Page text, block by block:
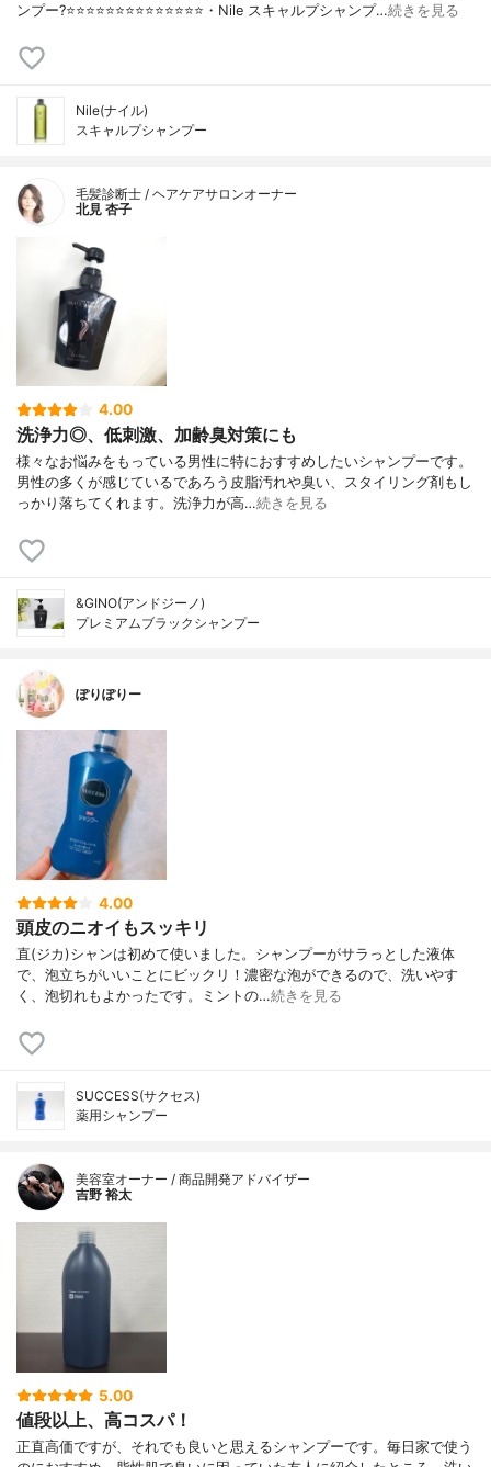
ンプー?⭐️⭐️⭐️⭐️⭐️⭐️⭐️⭐️⭐️⭐️⭐️⭐️⭐️⭐️・Nile スキャルプシャンプ…続きを見る
Nile(ナイル)
スキャルプシャンプー
毛髪診断士 / ヘアケアサロンオーナー
北見 杏子
4.00
洗浄力◎、低刺激、加齢臭対策にも
様々なお悩みをもっている男性に特におすすめしたいシャンプーです。
男性の多くが感じているであろう皮脂汚れや臭い、スタイリング剤もし
っかり落ちてくれます。洗浄力が高…続きを見る
&GINO(アンドジーノ)
プレミアムブラックシャンプー
ぽりぽりー
4.00
頭皮のニオイもスッキリ
直(ジカ)シャンは初めて使いました。シャンプーがサラっとした液体
で、泡立ちがいいことにビックリ！濃密な泡ができるので、洗いやす
く、泡切れもよかったです。ミントの…続きを見る
SUCCESS(サクセス)
薬用シャンプー
美容室オーナー / 商品開発アドバイザー
吉野 裕太
5.00
値段以上、高コスパ！
正直高価ですが、それでも良いと思えるシャンプーです。毎日家で使う